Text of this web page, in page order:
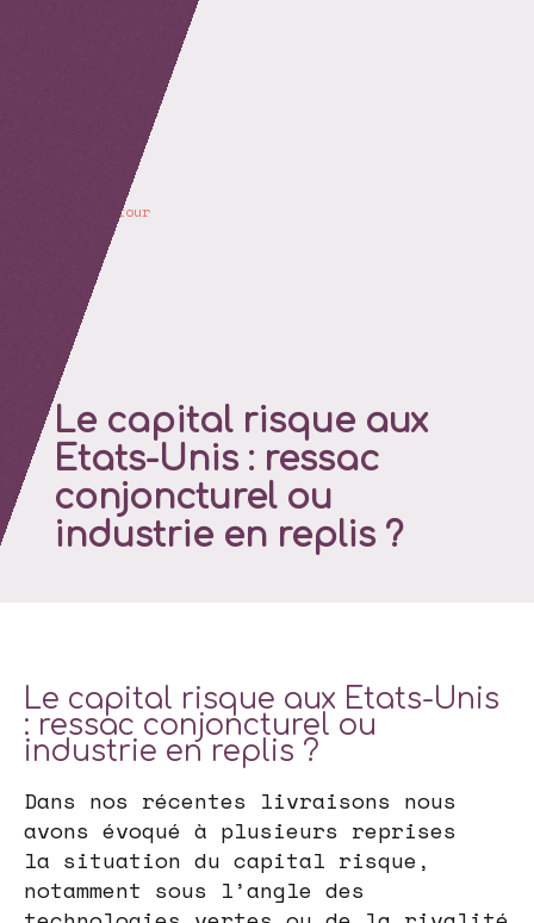
retour
Le capital risque aux
Etats-Unis : ressac
conjoncturel ou
industrie en replis ?
Le capital risque aux Etats-Unis
: ressac conjoncturel ou
industrie en replis ?
Dans nos récentes livraisons nous
avons évoqué à plusieurs reprises
la situation du capital risque,
notamment sous l’angle des